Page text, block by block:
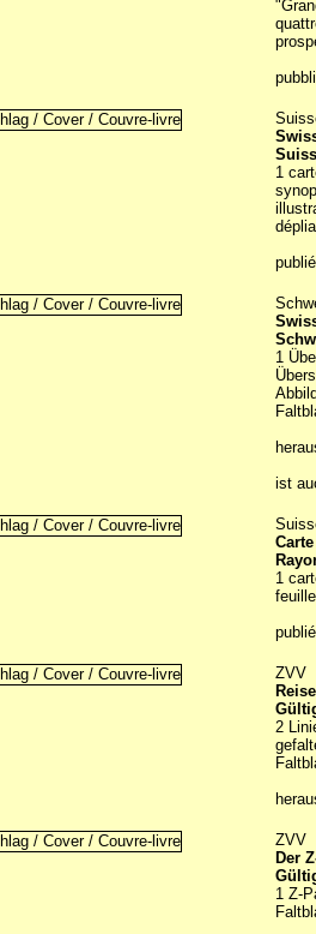
1
1
ist
1
ZVV
2
ZVV
Der
1 Z-